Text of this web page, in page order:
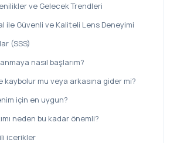
ve Gelecek Trendleri
ile Güvenli ve Kaliteli Lens Deneyimi
(SSS)
nasıl başlarım?
kaybolur mu veya arkasına gider mi?
için en uygun?
neden bu kadar önemli?
icerikler